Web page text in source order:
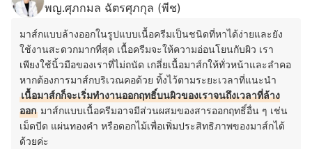
พญ.ศุภกมล ฉัตรศุภกุล (พีช)
มาส์กแบบล้างออกในรูปแบบเนื้อครีมเป็นชนิดที่หาได้ง่ายและยัง
ใช้งานสะดวกมากที่สุด เนื้อครีมจะให้ความอ่อนโยนกับผิว เรา
เพียงใช้นิ้วมือของเราที่ไม่ถนัด เกลี่ยเนื้อมาส์กให้ทั่วหน้าและลำคอ
หากต้องการมาส์กบริเวณคอด้วย ทิ้งไว้ตามระยะเวลาที่แนะนำ
เนื้อมาส์กก็จะเริ่มทำงานออกฤทธิ์บนผิวของเราจนถึงเวลาที่ล้าง
ออก มาส์กแบบเนื้อครีมอาจมีส่วนผสมของสารออกฤทธิ์อื่น ๆ เช่น
เม็ดบีด แผ่นทองคำ หรือดอกไม้เพื่อเพิ่มประสิทธิภาพของมาส์กได้
ด้วยค่ะ